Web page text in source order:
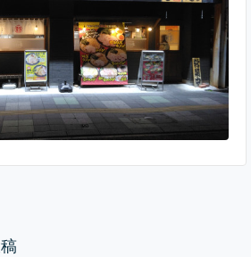
ょうか。 数年前に